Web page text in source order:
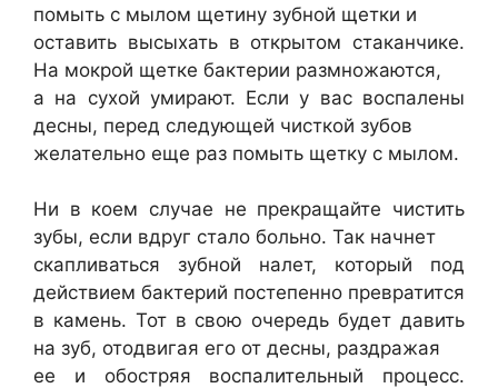
помыть с мылом щетину зубной щетки и
оставить высыхать в открытом стаканчике.
На мокрой щетке бактерии размножаются,
а на сухой умирают. Если у вас воспалены
десны, перед следующей чисткой зубов
желательно еще раз помыть щетку с мылом.
Ни в коем случае не прекращайте чистить
зубы, если вдруг стало больно. Так начнет
скапливаться зубной налет, который под
действием бактерий постепенно превратится
в камень. Тот в свою очередь будет давить
на зуб, отодвигая его от десны, раздражая
ее и обостряя воспалительный процесс.